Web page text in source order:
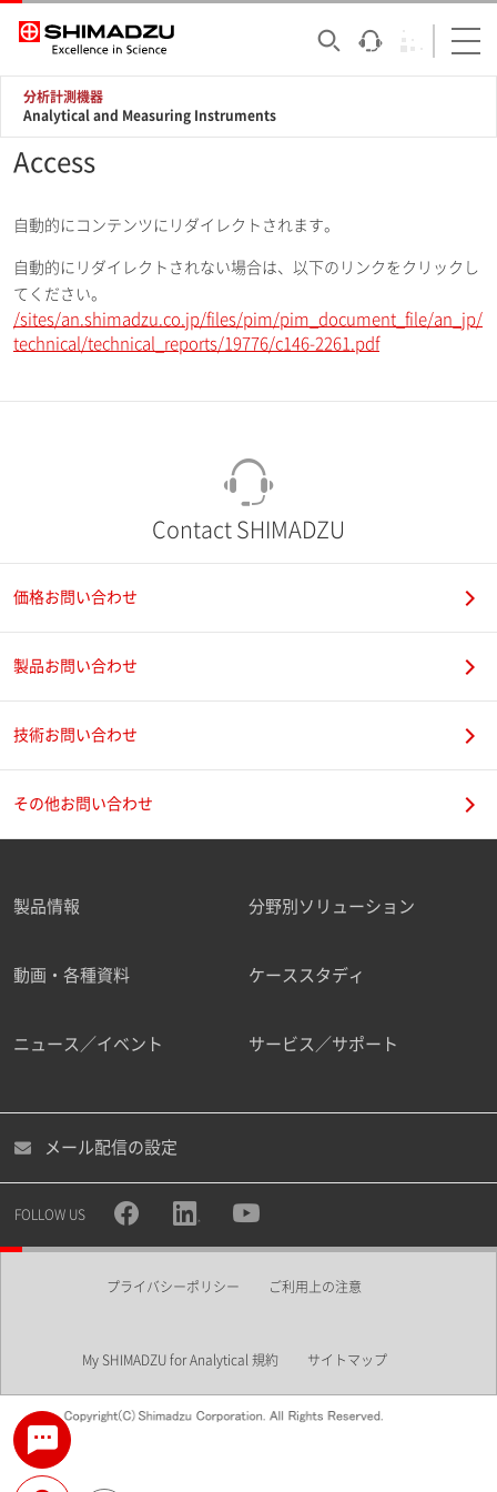
分析計測機器
Analytical and Measuring Instruments
Access
自動的にコンテンツにリダイレクトされます。
自動的にリダイレクトされない場合は、以下のリンクをクリックし
てください。
/sites/an.shimadzu.co.jp/files/pim/pim_document_file/an_jp/
technical/technical_reports/19776/c146-2261.pdf
Contact SHIMADZU
価格お問い合わせ
製品お問い合わせ
技術お問い合わせ
その他お問い合わせ
製品情報 分野別ソリューション
動画・各種資料 ケーススタディ
ニュース／イベント サービス／サポート
メール配信の設定
FOLLOW US
プライバシーポリシー ご利用上の注意
My SHIMADZU for Analytical 規約 サイトマップ